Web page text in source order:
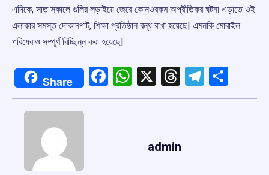
এদিকে, সাত সকালে গুলির লড়াইয়ে জেরে কোনওরকম অপ্রীতিকর ঘটনা এড়াতে ওই
এলাকার সমস্ত দোকানপাট, শিক্ষা প্রতিষ্ঠান বন্ধ রাখা হয়েছে| এমনকি মোবাইল
পরিষেবাও সম্পূর্ণ বিচ্ছিন্ন করা হয়েছে|
Share Facebook
WhatsApp
X Threads
admin